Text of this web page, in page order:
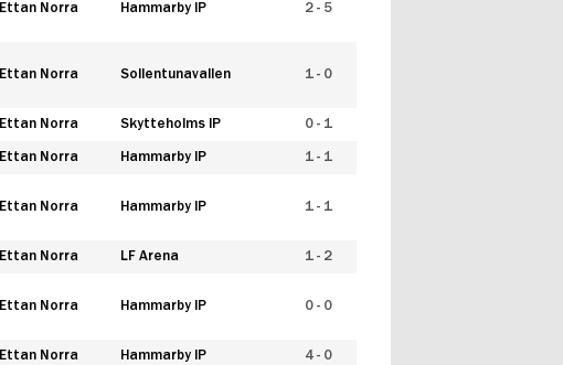
Ettan Norra Hammarby IP 2 - 5
Ettan Norra Sollentunavallen 1 - 0
Ettan Norra Skytteholms IP 0 - 1
Ettan Norra Hammarby IP 1 - 1
Ettan Norra Hammarby IP 1 - 1
Ettan Norra LF Arena 1 - 2
Ettan Norra Hammarby IP 0 - 0
Ettan Norra Hammarby IP 4 - 0